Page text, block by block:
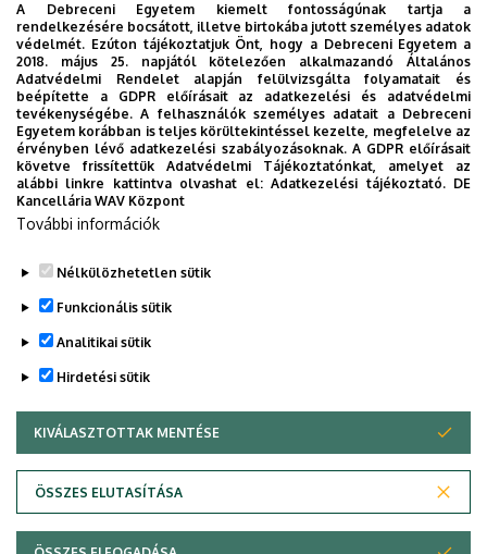
2026. augusztus 7.
Univerzum: A Debreceni Egyetem
titkos receptjei
KUTATÁS TUDOMÁNY
Adatvédelem
A Debreceni Egyetem kiemelt fontosságúnak tartja a
rendelkezésére bocsátott, illetve birtokába jutott személyes adatok
védelmét. Ezúton tájékoztatjuk Önt, hogy a Debreceni Egyetem a
2018. május 25. napjától kötelezően alkalmazandó Általános
Adatvédelmi Rendelet alapján felülvizsgálta folyamatait és
beépítette a GDPR előírásait az adatkezelési és adatvédelmi
tevékenységébe. A felhasználók személyes adatait a Debreceni
Egyetem korábban is teljes körültekintéssel kezelte, megfelelve az
érvényben lévő adatkezelési szabályozásoknak. A GDPR előírásait
követve frissítettük Adatvédelmi Tájékoztatónkat, amelyet az
alábbi linkre kattintva olvashat el:Adatkezelési tájékoztató. DE
Kancellária WAV Központ
További információk
Nélkülözhetetlen sütik
Funkcionális sütik
Analitikai sütik
Hirdetési sütik
KIVÁLASZTOTTAK MENTÉSE
ÖSSZES ELUTASÍTÁSA
WITHDRAW CONSENT